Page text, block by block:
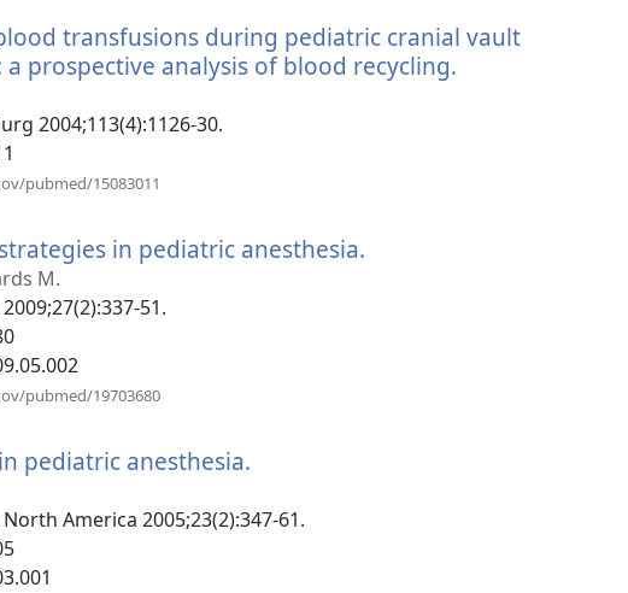
transfusions during pediatric cranial vault
prospective analysis of blood recycling.
2004;113(4):1126-30.
pubmed/15083011
in pediatric anesthesia.
M.
51.
pubmed/19703680
pediatric anesthesia.
langas)
America 2005;23(2):347-61.